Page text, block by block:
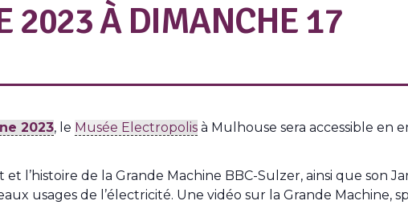
2023À DIMANCHE 17
2023, le Musée Electropolis à Mulhouse sera accessible en
de la Grande Machine BBC-Sulzer, ainsi que son
usages de l’électricité. Une vidéo sur la Grande Machine,